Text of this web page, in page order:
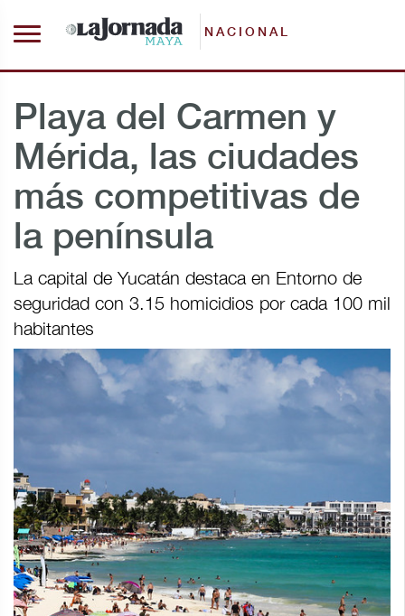
NACIONAL
Playa del Carmen y
Mérida, las ciudades
más competitivas de
la península
La capital de Yucatán destaca en Entorno de
seguridad con 3.15 homicidios por cada 100 mil
habitantes